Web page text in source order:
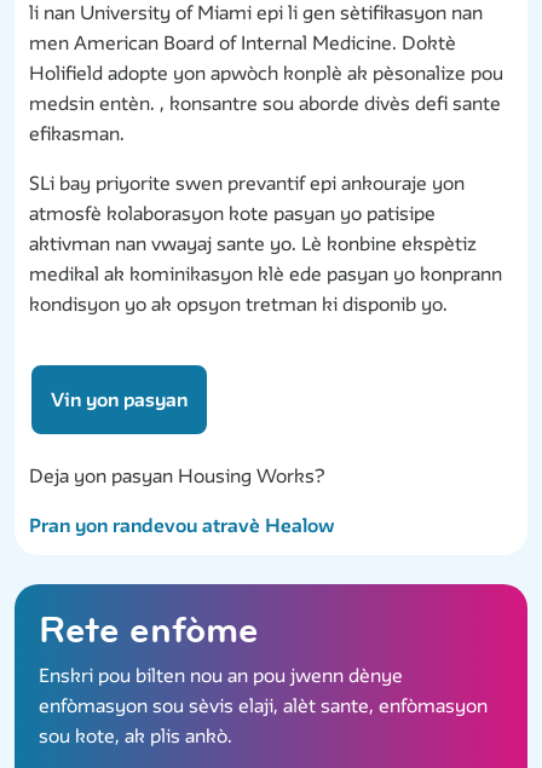
li nan University of Miami epi li gen sètifikasyon nan
men American Board of Internal Medicine. Doktè
Holifield adopte yon apwòch konplè ak pèsonalize pou
medsin entèn. , konsantre sou aborde divès defi sante
efikasman.
SLi bay priyorite swen prevantif epi ankouraje yon
atmosfè kolaborasyon kote pasyan yo patisipe
aktivman nan vwayaj sante yo. Lè konbine ekspètiz
medikal ak kominikasyon klè ede pasyan yo konprann
kondisyon yo ak opsyon tretman ki disponib yo.
Vin yon pasyan
Deja yon pasyan Housing Works?
Pran yon randevou atravè Healow
Rete enfòme
Enskri pou bilten nou an pou jwenn dènye
enfòmasyon sou sèvis elaji, alèt sante, enfòmasyon
sou kote, ak plis ankò.